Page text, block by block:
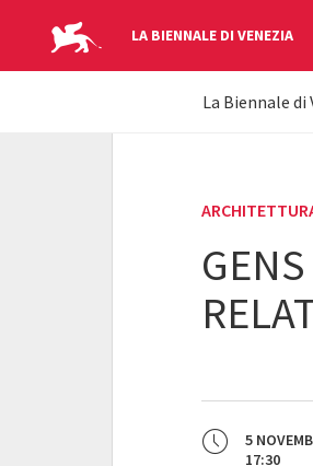
LA BIENNALE DI VENEZIA
YOUR
La Biennale di
5
17:30